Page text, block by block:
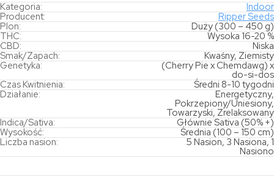
Kategoria:
Indoor
Producent:
Ripper Seeds
Plon:
Duży (300 – 450 g)
THC:
Wysoka 16-20 %
CBD:
Niska
Smak/Zapach:
Kwaśny, Ziemisty
Genetyka:
(Cherry Pie x Chemdawg) x
do-si-dos
Czas Kwitnienia:
Średni 8-10 tygodni
Działanie:
Energetyczny,
Pokrzepiony/Uniesiony,
Towarzyski, Zrelaksowany
Indica/Sativa:
Głównie Sativa (50% +)
Wysokość:
Średnia (100 – 150 cm)
Liczba nasion:
5 Nasion, 3 Nasiona, 1
Nasiono